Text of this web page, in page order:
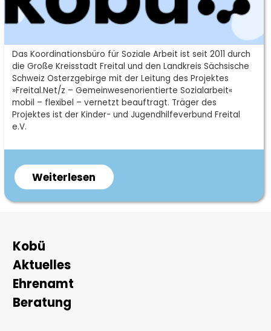
Kurzbeschreibung
Das Koordinationsbüro für Soziale Arbeit ist seit 2011 durch
die Große Kreisstadt Freital und den Landkreis Sächsische
Schweiz Osterzgebirge mit der Leitung des Projektes
»Freital.Net/z – Gemeinwesenorientierte Sozialarbeit«
mobil – flexibel – vernetzt beauftragt. Träger des
Projektes ist der Kinder- und Jugendhilfeverbund Freital
e.V.
Weiterlesen über
Koordinationsbüro
für
Hauptnavigation
Kobü
Aktuelles
Ehrenamt
Beratung